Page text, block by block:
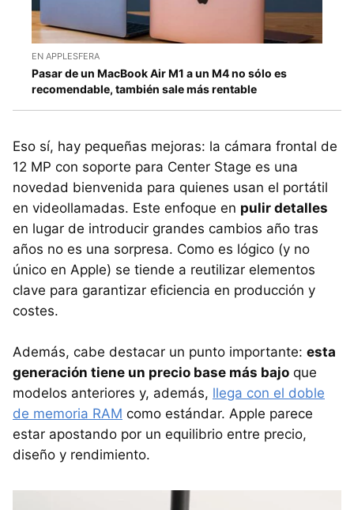
EN APPLESFERA
Pasar de un MacBook Air M1 a un M4 no sólo es
recomendable, también sale más rentable
Eso sí, hay pequeñas mejoras: la cámara frontal de
12 MP con soporte para Center Stage es una
novedad bienvenida para quienes usan el portátil
en videollamadas. Este enfoque en pulir detalles
en lugar de introducir grandes cambios año tras
años no es una sorpresa. Como es lógico (y no
único en Apple) se tiende a reutilizar elementos
clave para garantizar eficiencia en producción y
costes.
Además, cabe destacar un punto importante: esta
generación tiene un precio base más bajo que
modelos anteriores y, además, llega con el doble
de memoria RAM como estándar. Apple parece
estar apostando por un equilibrio entre precio,
diseño y rendimiento.